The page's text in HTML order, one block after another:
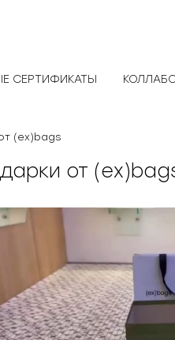
СЕРТИФИКАТЫ
(ex)bags
от